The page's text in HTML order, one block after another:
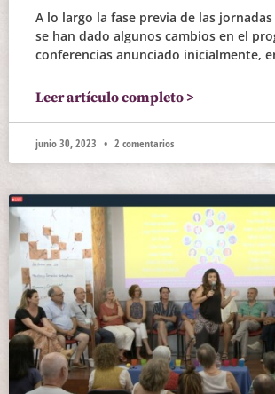
A lo largo la fase previa de las
se han dado algunos cambios en el
conferencias anunciado inicialmente,
Leer artículo completo >
junio 30, 2023 2 comentarios